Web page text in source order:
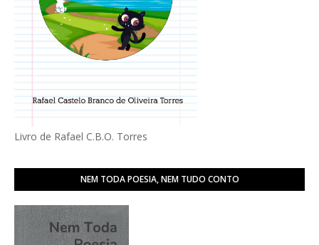
Livro de Rafael C.B.O. Torres
NEM TODA POESIA, NEM TUDO CONTO